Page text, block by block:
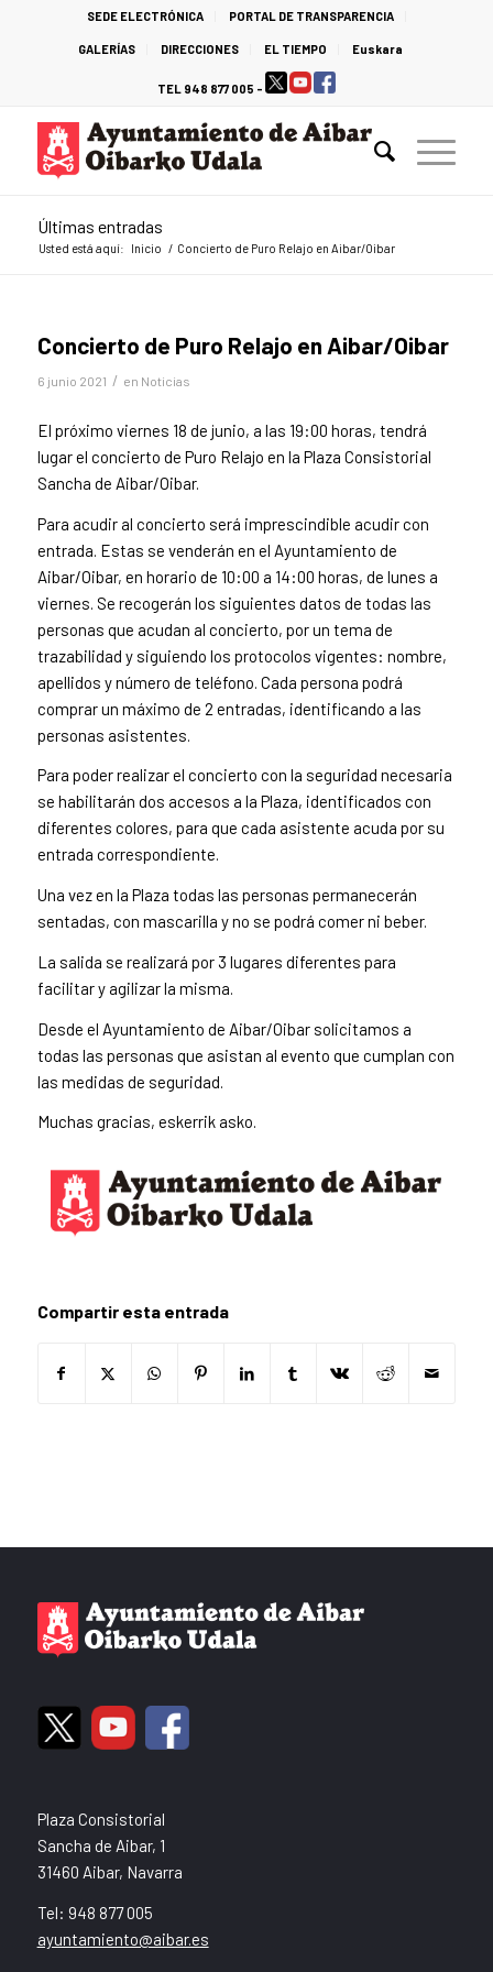
SEDE ELECTRÓNICA PORTAL DE TRANSPARENCIA
GALERÍAS DIRECCIONES EL TIEMPO Euskara
TEL 948 877 005 -
Últimas entradas
Usted está aquí: Inicio / Concierto de Puro Relajo en Aibar/Oibar
Concierto de Puro Relajo en Aibar/Oibar
6 junio 2021 / en Noticias
El próximo viernes 18 de junio, a las 19:00 horas, tendrá
lugar el concierto de Puro Relajo en la Plaza Consistorial
Sancha de Aibar/Oibar.
Para acudir al concierto será imprescindible acudir con
entrada. Estas se venderán en el Ayuntamiento de
Aibar/Oibar, en horario de 10:00 a 14:00 horas, de lunes a
viernes. Se recogerán los siguientes datos de todas las
personas que acudan al concierto, por un tema de
trazabilidad y siguiendo los protocolos vigentes: nombre,
apellidos y número de teléfono. Cada persona podrá
comprar un máximo de 2 entradas, identificando a las
personas asistentes.
Para poder realizar el concierto con la seguridad necesaria
se habilitarán dos accesos a la Plaza, identificados con
diferentes colores, para que cada asistente acuda por su
entrada correspondiente.
Una vez en la Plaza todas las personas permanecerán
sentadas, con mascarilla y no se podrá comer ni beber.
La salida se realizará por 3 lugares diferentes para
facilitar y agilizar la misma.
Desde el Ayuntamiento de Aibar/Oibar solicitamos a
todas las personas que asistan al evento que cumplan con
las medidas de seguridad.
Muchas gracias, eskerrik asko.
Compartir esta entrada
Plaza Consistorial
Sancha de Aibar, 1
31460 Aibar, Navarra
Tel: 948 877 005
ayuntamiento@aibar.es